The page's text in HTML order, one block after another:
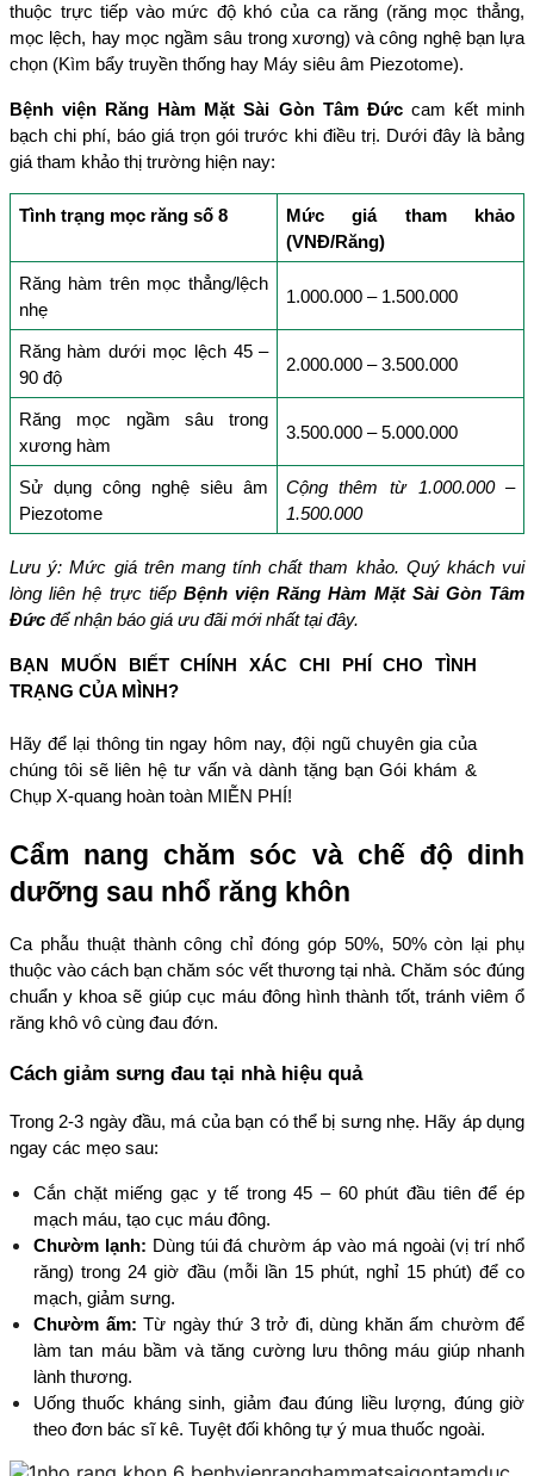
thuộc trực tiếp vào mức độ khó của ca răng (răng mọc thẳng,
mọc lệch, hay mọc ngầm sâu trong xương) và công nghệ bạn lựa
chọn (Kìm bẩy truyền thống hay Máy siêu âm Piezotome).
Bệnh viện Răng Hàm Mặt Sài Gòn Tâm Đức cam kết minh
bạch chi phí, báo giá trọn gói trước khi điều trị. Dưới đây là bảng
giá tham khảo thị trường hiện nay:
Tình trạng mọc răng số 8
Mức giá tham khảo
(VNĐ/Răng)
Răng hàm trên mọc thẳng/lệch
nhẹ
1.000.000 – 1.500.000
Răng hàm dưới mọc lệch 45 –
90 độ
2.000.000 – 3.500.000
Răng mọc ngầm sâu trong
xương hàm
3.500.000 – 5.000.000
Sử dụng công nghệ siêu âm
Piezotome
Cộng thêm từ 1.000.000 –
1.500.000
Lưu ý: Mức giá trên mang tính chất tham khảo. Quý khách vui
lòng liên hệ trực tiếp Bệnh viện Răng Hàm Mặt Sài Gòn Tâm
Đức để nhận báo giá ưu đãi mới nhất tại đây.
BẠN MUỐN BIẾT CHÍNH XÁC CHI PHÍ CHO TÌNH
TRẠNG CỦA MÌNH?
Hãy để lại thông tin ngay hôm nay, đội ngũ chuyên gia của
chúng tôi sẽ liên hệ tư vấn và dành tặng bạn Gói khám &
Chụp X-quang hoàn toàn MIỄN PHÍ!
Cẩm nang chăm sóc và chế độ dinh
dưỡng sau nhổ răng khôn
Ca phẫu thuật thành công chỉ đóng góp 50%, 50% còn lại phụ
thuộc vào cách bạn chăm sóc vết thương tại nhà. Chăm sóc đúng
chuẩn y khoa sẽ giúp cục máu đông hình thành tốt, tránh viêm ổ
răng khô vô cùng đau đớn.
Cách giảm sưng đau tại nhà hiệu quả
Trong 2-3 ngày đầu, má của bạn có thể bị sưng nhẹ. Hãy áp dụng
ngay các mẹo sau:
Cắn chặt miếng gạc y tế trong 45 – 60 phút đầu tiên để ép
mạch máu, tạo cục máu đông.
Chườm lạnh: Dùng túi đá chườm áp vào má ngoài (vị trí nhổ
răng) trong 24 giờ đầu (mỗi lần 15 phút, nghỉ 15 phút) để co
mạch, giảm sưng.
Chườm ấm: Từ ngày thứ 3 trở đi, dùng khăn ấm chườm để
làm tan máu bầm và tăng cường lưu thông máu giúp nhanh
lành thương.
Uống thuốc kháng sinh, giảm đau đúng liều lượng, đúng giờ
theo đơn bác sĩ kê. Tuyệt đối không tự ý mua thuốc ngoài.